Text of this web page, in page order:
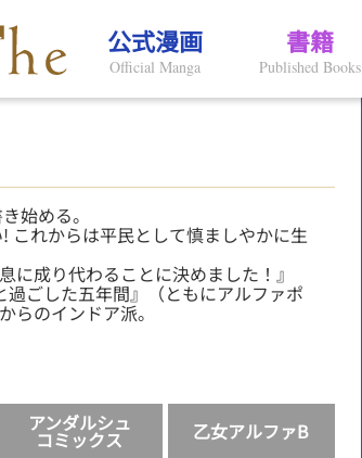
公式漫画
Official Manga
書籍
Published Books
始める。
これからは平民として慎ましやかに生
成り代わることに決めました！』
ごした五年間』（ともにアルファポ
らのインドア派。
アンダルシュ
コミックス 乙女アルファB